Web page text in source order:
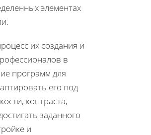
элементах
их создания и
в
программ для
его под
контраста,
заданного
и